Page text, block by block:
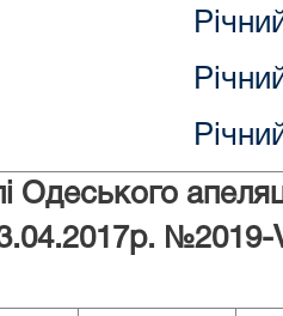
Одеського
№2019-